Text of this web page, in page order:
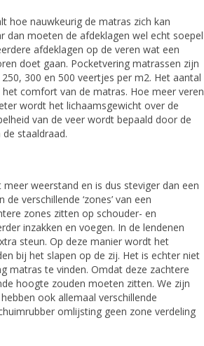
hoe nauwkeurig de matras zich kan
dan moeten de afdeklagen wel echt soepel
afdeklagen op de veren wat een
doet gaan. Pocketvering matrassen zijn
300 en 500 veertjes per m2. Het aantal
comfort van de matras. Hoe meer veren
wordt het lichaamsgewicht over de
van de veer wordt bepaald door de
staaldraad.
weerstand en is dus steviger dan een
verschillende ‘zones’ van een
zones zitten op schouder- en
inzakken en voegen. In de lendenen
steun. Op deze manier wordt het
bij het slapen op de zij. Het is echter niet
matras te vinden. Omdat deze zachtere
hoogte zouden moeten zitten. We zijn
ook allemaal verschillende
omlijsting geen zone verdeling